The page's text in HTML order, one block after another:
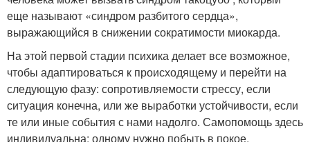
еще называют «синдром разбитого сердца»,
выражающийся в снижении сократимости миокарда.
На этой первой стадии психика делает все возможное,
чтобы адаптироваться к происходящему и перейти на
следующую фазу: сопротивляемости стрессу, если
ситуация конечна, или же выработки устойчивости, если
те или иные события с нами надолго. Самопомощь здесь
индивидуальна: одному нужно побыть в покое,